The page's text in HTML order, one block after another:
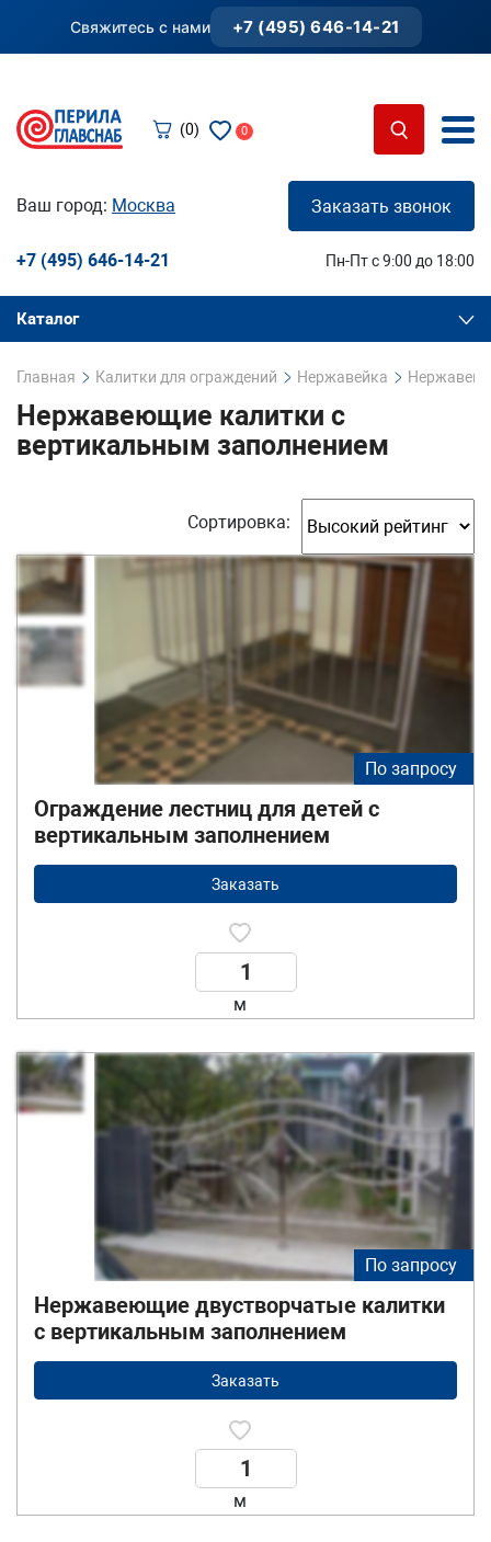
Свяжитесь с нами +7 (495) 646-14-21
(0) 0
Ваш город: Москва Заказать звонок
+7 (495) 646-14-21 Пн-Пт с 9:00 до 18:00
Каталог
Главная Калитки для ограждений Нержавейка
Нержавеющие калитки с
вертикальным заполнением
Сортировка:
По запросу
Ограждение лестниц для детей с
вертикальным заполнением
Заказать
м
По запросу
Нержавеющие двустворчатые калитки
с вертикальным заполнением
Заказать
м